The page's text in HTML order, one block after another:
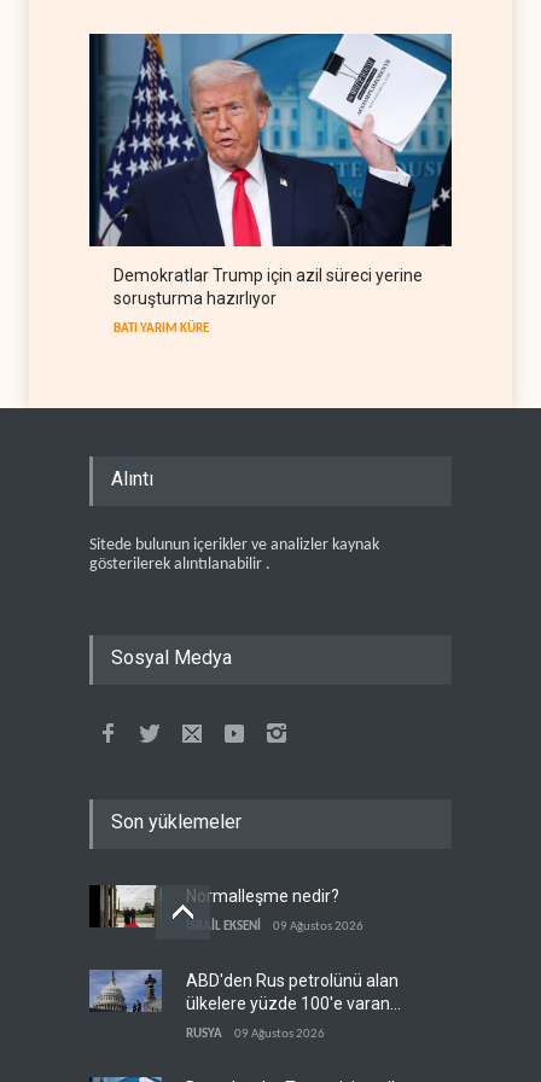
Demokratlar Trump için azil süreci yerine
soruşturma hazırlıyor
BATI YARIM KÜRE
Alıntı
Sitede bulunun içerikler ve analizler kaynak
gösterilerek alıntılanabilir .
Sosyal Medya
Son yüklemeler
Normalleşme nedir?
İSRAİL EKSENİ 09 Ağustos 2026
ABD'den Rus petrolünü alan
ülkelere yüzde 100'e varan
gümrük vergisi
RUSYA 09 Ağustos 2026